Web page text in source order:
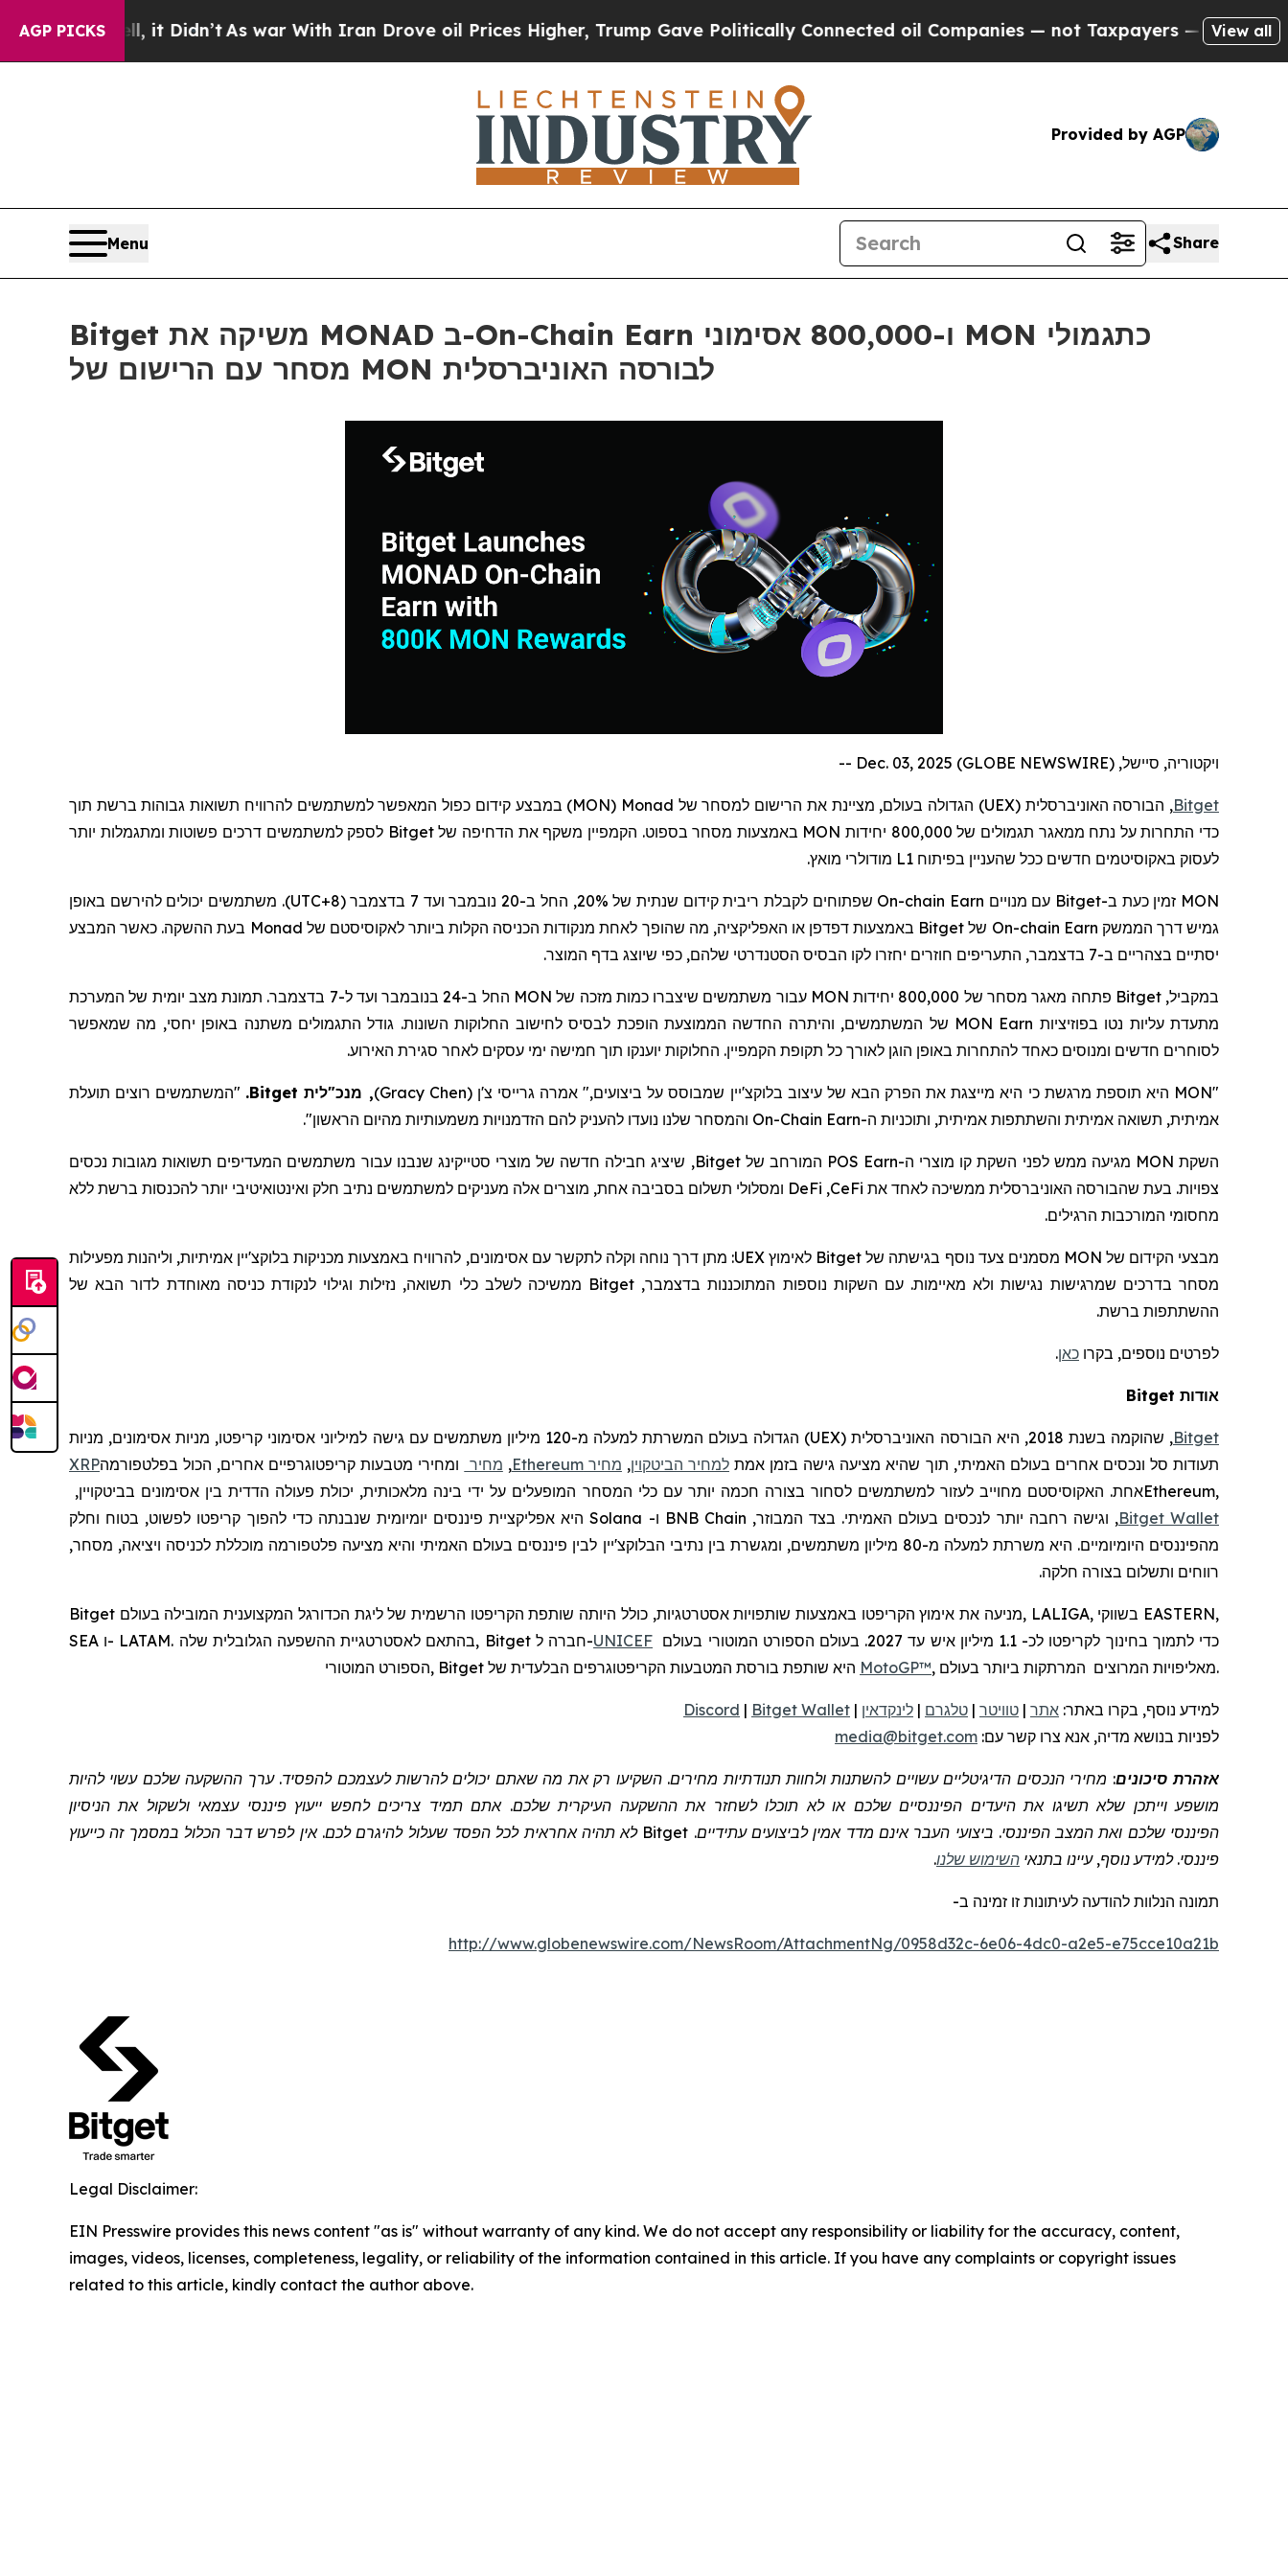
AGP PICKS
Well, it Didn’tAs war With Iran Drove oil Prices Higher, Trump Gave Politically Connected oil Companies — not Taxpayers — the Chance toView all
Provided by AGP
Menu Share
Bitget משיקה את MONAD ב-On-Chain Earn ו-800,000 אסימוני MON כתגמולי
מסחר עם הרישום של MON לבורסה האוניברסלית
ויקטוריה, סיישל, Dec. 03, 2025 (GLOBE NEWSWIRE) --
Bitget, הבורסה האוניברסלית (UEX) הגדולה בעולם, מציינת את הרישום למסחר של Monad
(
MON
) במבצע קידום כפול המאפשר למשתמשים להרוויח תשואות גבוהות ברשת תוך
כדי התחרות על נתח ממאגר תגמולים של 800,000 יחידות
MON באמצעות מסחר בספוט. הקמפיין משקף את הדחיפה שלBitget לספק למשתמשים דרכים פשוטות ומתגמלות יותר
לעסוק באקוסיטמים חדשים ככל שהעניין בפיתוח L1 מודולרי מואץ.
MON זמין כעת ב-Bitget עם מנויים On-chain Earn שפתוחים לקבלת ריבית קידום שנתית של 20%, החל ב-20 נובמבר ועד 7 בדצמבר ( UTC+8). משתמשים יכולים להירשם באופן
גמיש דרך הממשק On-chain Earn של Bitget באמצעות דפדפן או האפליקציה, מה שהופך לאחת מנקודות הכניסה הקלות ביותר לאקוסיסטם של Monad בעת ההשקה. כאשר המבצע
יסתיים בצהריים ב-7 בדצמבר, התעריפים חוזרים יחזרו לקו הבסיס הסטנדרטי שלהם, כפי שיוצג בדף המוצר.
במקביל,Bitget פתחה מאגר מסחר של 800,000 יחידות MON עבור משתמשים שיצברו כמות מזכה של MON
החל ב-24 בנובמבר ועד ל-7 בדצמבר. תמונת מצב יומית של המערכת
מתעדת עליות נטו בפוזיציות MON Earn של המשתמשים, והיתרה החדשה הממוצעת הופכת לבסיס לחישוב החלוקות השונות. גודל התגמולים משתנה באופן יחסי, מה שמאפשר
לסוחרים חדשים ומנוסים כאחד להתחרות באופן הוגן לאורך כל תקופת הקמפיין. החלוקות יוענקו תוך חמישה ימי עסקים לאחר סגירת האירוע.
"MON היא תוספת מרגשת כי היא מייצגת את הפרק הבא של עיצוב בלוקצ'יין שמבוסס על ביצועים," אמרה גרייסי צ'ן (
Gracy Chen
)
, מנכ"לית Bitget . "המשתמשים רוצים תועלת
אמיתית, תשואה אמיתית והשתתפות אמיתית, ותוכניות ה-On-Chain Earn והמסחר שלנו נועדו להעניק להם הזדמנויות משמעותיות מהיום הראשון".
השקת MON מגיעה ממש לפני השקת קו מוצרי ה-POS Earn המורחב שלBitget, שיציג חבילה חדשה של מוצרי סטייקינג שנבנו עבור משתמשים המעדיפים תשואות מגובות נכסים
צפויות. בעת שהבורסה האוניברסלית ממשיכה לאחד את CeFi
,
DeFi ומסלולי תשלום בסביבה אחת, מוצרים אלה מעניקים למשתמשים נתיב חלק ואינטואיטיבי יותר להכנסות ברשת ללא
מחסומי המורכבות הרגילים.
מבצעי הקידום של MON מסמנים צעד נוסף בגישתה של Bitget לאימוץ UEX: מתן דרך נוחה וקלה לתקשר עם אסימונים, להרוויח באמצעות מכניקות בלוקצ'יין אמיתיות, וליהנות מפעילות
מסחר בדרכים שמרגישות נגישות ולא מאיימות. עם השקות נוספות המתוכננות בדצמבר, Bitget ממשיכה לשלב כלי תשואה, נזילות וגילוי לנקודת כניסה מאוחדת לדור הבא של
ההשתתפות ברשת.
לפרטים נוספים, בקרו כאן.
אודות
Bitget
, שהוקמה בשנת 2018, היא הבורסה האוניברסלית ( UEX
) הגדולה בעולם המשרתת למעלה מ-120 מיליון משתמשיםעם גישה למיליוני אסימוני קריפטו, מניות אסימונים, מניות
תעודות סל ונכסים אחרים בעולם האמיתי, תוך שהיא מציעה גישה בזמן אמת למחיר הביטקוין, מחירEthereum
, מחיר XRPומחירי מטבעות קריפטוגרפיים אחרים, הכול בפלטפורמה
אחת. האקוסיסטם מחוייב לעזור למשתמשים לסחור בצורה חכמה יותר עם כלי המסחר המופעלים על ידי בינה מלאכותית, יכולת פעולה הדדית בין אסימונים בביטקויין,Ethereum,
Solana ו- BNB Chain , וגישה רחבה יותר לנכסים בעולם האמיתי. בצד המבוזר,BitgetWallet
היא אפליקציית פיננסים יומיומית שנבנתה כדי להפוך קריפטו לפשוט, בטוח וחלק
מהפיננסים היומיומיים. היא משרתת למעלה מ-80 מיליון משתמשים, ומגשרת בין נתיבי הבלוקצ'יין לבין פיננסים בעולם האמיתי והיא מציעה פלטפורמה מוכללת לכניסה ויציאה, מסחר,
רווחים ותשלום בצורה חלקה.
Bitget מניעה את אימוץ הקריפטו באמצעות שותפויות אסטרטגיות, כולל היותה שותפת הקריפטו הרשמית של ליגת הכדורגל המקצוענית המובילה בעולם, LALIGA, בשווקי EASTERN,
SEA ו- LATAM. בהתאם לאסטרטגיית ההשפעה הגלובלית שלה, Bitget חברה ל-UNICEF
MotoGP™ , מאליפויות המרוצים המרתקות ביותר בעולם.
למידע נוסף, בקרו באתר: אתר | טוויטר | טלגרם | לינקדאין |
Discord | Bitget Wallet
לפניות בנושא מדיה, אנא צרו קשר עם: media@bitget.com
אזהרת סיכונים: מחירי הנכסים הדיגיטליים עשויים להשתנות ולחוות תנודתיות מחירים. השקיעו רק את מה שאתם יכולים להרשות לעצמכם להפסיד. ערך ההשקעה שלכם עשוי להיות
מושפע וייתכן שלא תשיגו את היעדים הפיננסיים שלכם או לא תוכלו לשחזר את ההשקעה העיקרית שלכם. אתם תמיד צריכים לחפש ייעוץ פיננסי עצמאי ולשקול את הניסיון
הפיננסי שלכם ואת המצב הפיננסי. ביצועי העבר אינם מדד אמין לביצועים עתידיים. Bitget לא תהיה אחראית לכל הפסד שעלול להיגרם לכם. אין לפרש דבר הכלול במסמך זה כייעוץ
פיננסי. למידע נוסף, עיינו בתנאי השימוש שלנו.
תמונה הנלוות להודעה לעיתונות זו זמינה ב-
http://www.globenewswire.com/NewsRoom/AttachmentNg/0958d32c-6e06-4dc0-a2e5-e75cce10a21b
Legal Disclaimer:
EIN Presswire provides this news content "as is" without warranty of any kind. We do not accept any responsibility or liability for the accuracy, content,
images, videos, licenses, completeness, legality, or reliability of the information contained in this article. If you have any complaints or copyright issues
related to this article, kindly contact the author above.